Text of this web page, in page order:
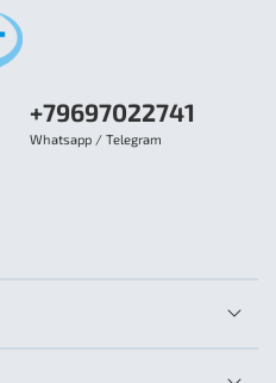
+79697022741
Whatsapp / Telegram